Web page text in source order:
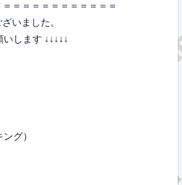
＝＝＝＝＝＝＝＝＝＝＝
いました。
します ↓↓↓↓↓
グ）